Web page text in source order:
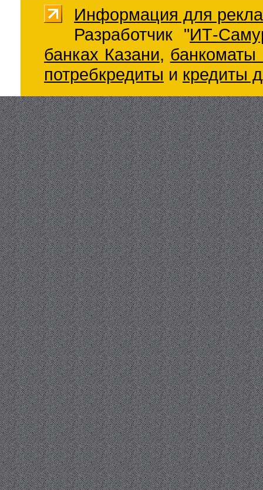
Информация для
Разработчик "ИТ-
банках Казани, банкоматы
потребкредиты и кредиты